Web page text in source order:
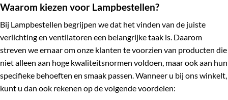
Waarom kiezen voor Lampbestellen?
Bij Lampbestellen begrijpen we dat het vinden van de juiste
verlichting en ventilatoren een belangrijke taak is. Daarom
streven we ernaar om onze klanten te voorzien van producten die
niet alleen aan hoge kwaliteitsnormen voldoen, maar ook aan hun
specifieke behoeften en smaak passen. Wanneer u bij ons winkelt,
kunt u dan ook rekenen op de volgende voordelen: